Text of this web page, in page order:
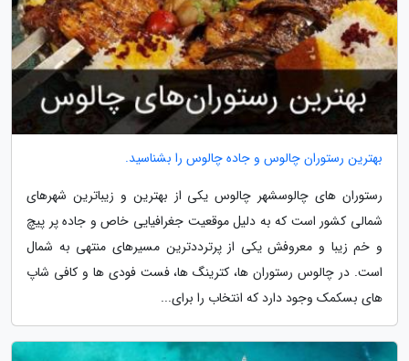
بهترین رستوران چالوس و جاده چالوس را بشناسید.
رستوران های چالوسشهر چالوس یکی از بهترین و زیباترین شهرهای
شمالی کشور است که به دلیل موقعیت جغرافیایی خاص و جاده پر پیچ
و خم زیبا و معروفش یکی از پرترددترین مسیرهای منتهی به شمال
است. در چالوس رستوران ها، کترینگ ها، فست فودی ها و کافی شاپ
های بسکمک وجود دارد که انتخاب را برای...